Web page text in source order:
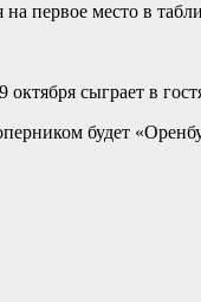
первое место в
сыграет в
будет